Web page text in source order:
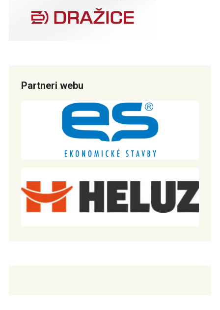
Partneri webu